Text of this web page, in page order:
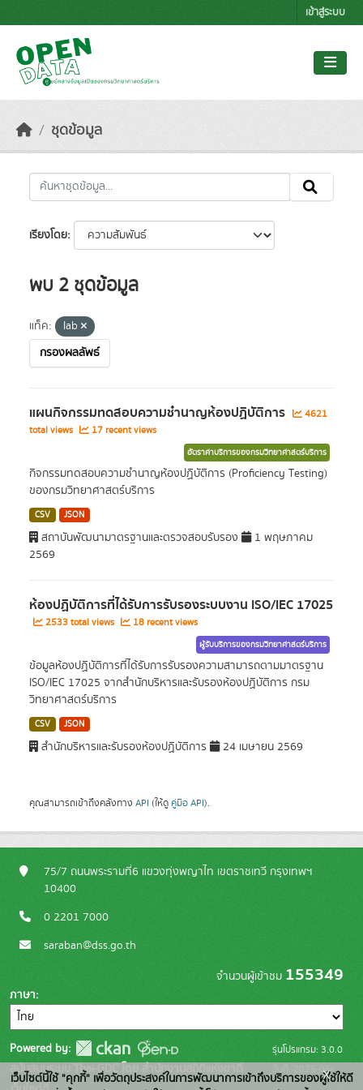
เข้าสู่ระบบ
ชุดข้อมูล
เรียงโดย
พบ 2 ชุดข้อมูล
แท็ค:
lab
กรองผลลัพธ์
แผนกิจกรรมทดสอบความชำนาญห้องปฏิบัติการ
4621
total views
17 recent views
อัตราค่าบริการของกรมวิทยาศาสตร์บริการ
กิจกรรมทดสอบความชำนาญห้องปฏิบัติการ (Proficiency Testing)
ของกรมวิทยาศาสตร์บริการ
CSV JSON
สถาบันพัฒนามาตรฐานและตรวจสอบรับรอง
1 พฤษภาคม
2569
ห้องปฏิบัติการที่ได้รับการรับรองระบบงาน ISO/IEC 17025
2533 total views 18 recent views
ผู้รับบริการของกรมวิทยาศาสตร์บริการ
ข้อมูลห้องปฏิบัติการที่ได้รับการรับรองความสามารถตามมาตรฐาน
ISO/IEC 17025 จากสำนักบริหารและรับรองห้องปฏิบัติการ กรม
วิทยาศาสตร์บริการ
CSV JSON
สำนักบริหารและรับรองห้องปฏิบัติการ 24 เมษายน 2569
คุณสามารถเข้าถึงคลังทาง API (ให้ดู คู่มือ API).
75/7 ถนนพระรามที่6 แขวงทุ่งพญาไท เขตราชเทวี กรุงเทพฯ
10400
0 2201 7000
saraban@dss.go.th
จำนวนผู้เข้าชม 155349
ภาษา
Powered by:
สนับสนุนระบบ Thai-GDC โดย สำนักงานสถิติแห่งชาติ
รุ่นโปรแกรม: 3.0.0
วันที่: 2025-06-
เว็บไซต์นี้ใช้ "คุกกี้" เพื่อวัตถุประสงค์ในการพัฒนาการเข้าถึงบริการของผู้ใช้ให้ดี
x